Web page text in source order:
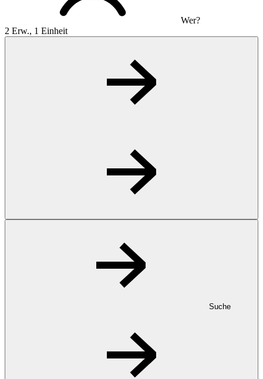
Wer?
2 Erw., 1 Einheit
Suche